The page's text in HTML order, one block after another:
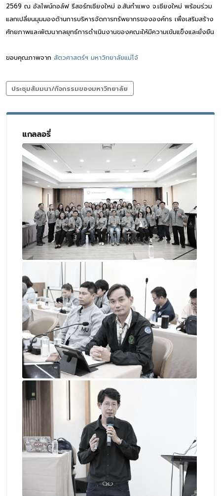
2569 ณ อัลไพน์กอล์ฟ รีสอร์ทเชียงใหม่ อ.สันกำแพง จ.เชียงใหม่ พร้อมร่วม
แลกเปลี่ยนมุมมองด้านการบริหารจัดการทรัพยากรขององค์กร เพื่อเสริมสร้าง
ศักยภาพและพัฒนากลยุทธ์การดำเนินงานของคณะให้มีความเข้มแข็งและยั่งยืน
ขอบคุณภาพจาก สัตวศาสตร์ฯ มหาวิทยาลัยแม่โจ้
ประชุมสัมมนา/กิจกรรมของมหาวิทยาลัย
แกลลอรี่